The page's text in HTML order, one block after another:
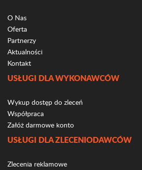
O Nas
Oferta
Partnerzy
Aktualności
Kontakt
USŁUGI DLA WYKONAWCÓW
Wykup dostęp do zleceń
Współpraca
Załóż darmowe konto
USŁUGI DLA ZLECENIODAWCÓW
Zlecenia reklamowe